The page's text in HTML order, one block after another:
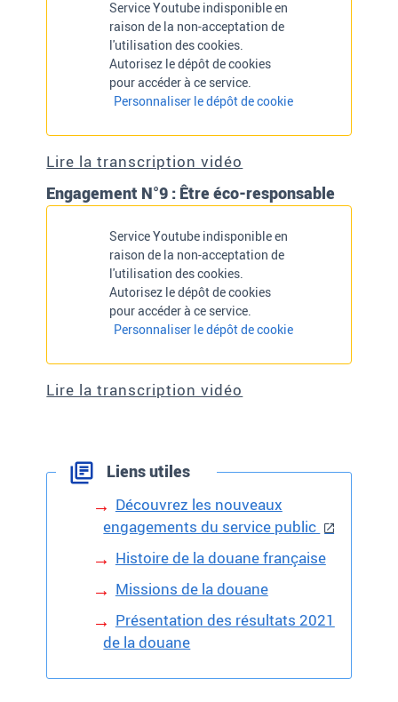
Service Youtube indisponible en
raison de la non-acceptation de
l'utilisation des cookies.
Autorisez le dépôt de cookies
pour accéder à ce service.
Personnaliser le dépôt de cookie
Lire la transcription vidéo
Engagement N°9 : Être éco-responsable
Service Youtube indisponible en
raison de la non-acceptation de
l'utilisation des cookies.
Autorisez le dépôt de cookies
pour accéder à ce service.
Personnaliser le dépôt de cookie
Lire la transcription vidéo
Liens utiles
Découvrez les nouveaux
engagements du service public
Histoire de la douane française
Missions de la douane
Présentation des résultats 2021
de la douane